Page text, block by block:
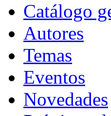
Catálogo
Autores
Temas
Eventos
Novedades